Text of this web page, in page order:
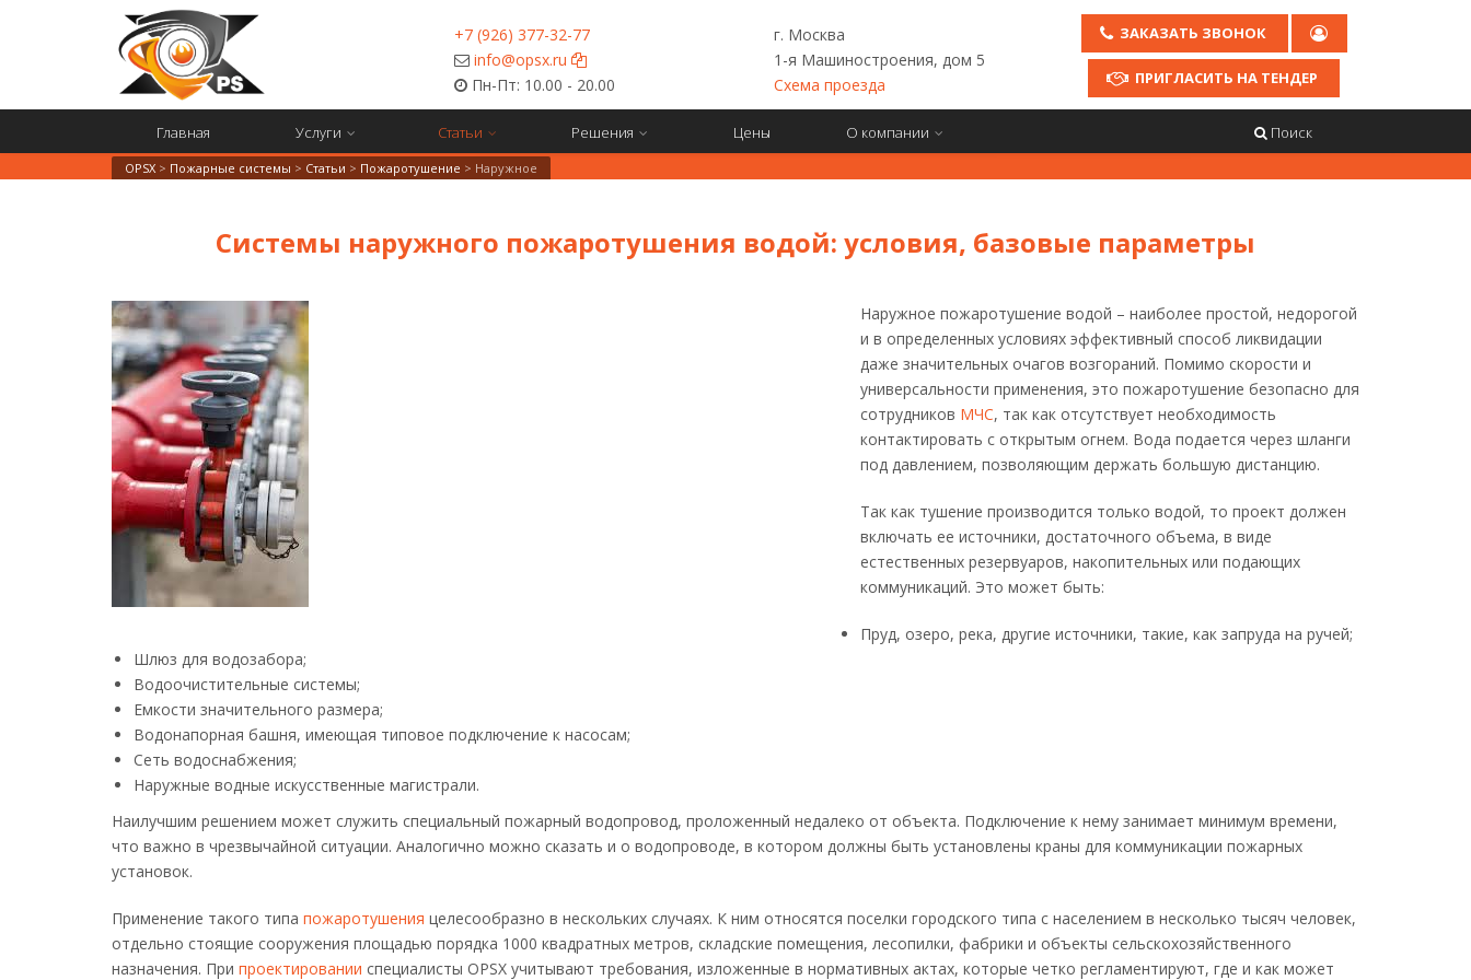
+7 (926) 377-32-77
info@opsx.ru
Пн-Пт: 10.00 - 20.00
г. Москва
1-я Машиностроения, дом 5
Схема проезда
ЗАКАЗАТЬ ЗВОНОК
ПРИГЛАСИТЬ НА ТЕНДЕР
Главная Услуги Статьи Решения Цены О компании Поиск
OPSX > Пожарные системы > Статьи > Пожаротушение > Наружное
Системы наружного пожаротушения водой: условия, базовые параметры
Наружное пожаротушение водой – наиболее простой, недорогой
и в определенных условиях эффективный способ ликвидации
даже значительных очагов возгораний. Помимо скорости и
универсальности применения, это пожаротушение безопасно для
сотрудников МЧС, так как отсутствует необходимость
контактировать с открытым огнем. Вода подается через шланги
под давлением, позволяющим держать большую дистанцию.
Так как тушение производится только водой, то проект должен
включать ее источники, достаточного объема, в виде
естественных резервуаров, накопительных или подающих
коммуникаций. Это может быть:
Пруд, озеро, река, другие источники, такие, как запруда на ручей;
Шлюз для водозабора;
Водоочистительные системы;
Емкости значительного размера;
Водонапорная башня, имеющая типовое подключение к насосам;
Сеть водоснабжения;
Наружные водные искусственные магистрали.
Наилучшим решением может служить специальный пожарный водопровод, проложенный недалеко от объекта. Подключение к нему занимает минимум времени,
что важно в чрезвычайной ситуации. Аналогично можно сказать и о водопроводе, в котором должны быть установлены краны для коммуникации пожарных
установок.
Применение такого типа пожаротушения целесообразно в нескольких случаях. К ним относятся поселки городского типа с населением в несколько тысяч человек,
отдельно стоящие сооружения площадью порядка 1000 квадратных метров, складские помещения, лесопилки, фабрики и объекты сельскохозяйственного
назначения. При проектировании специалисты OPSX учитывают требования, изложенные в нормативных актах, которые четко регламентируют, где и как может